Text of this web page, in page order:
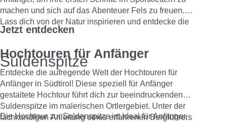
machen und sich auf das Abenteuer Fels zu freuen.
Lass dich von der Natur inspirieren und entdecke die
Faszination des Kletterns im Freien!
Jetzt entdecken
Hochtouren für Anfänger
Suldenspitze
Entdecke die aufregende Welt der Hochtouren für
Anfänger in Südtirol! Diese speziell für Anfänger
gestaltete Hochtour führt dich zur beeindruckenden
Suldenspitze im malerischen Ortlergebiet. Unter der
fachkundigen Anleitung eines erfahrenen Bergführers
Die Hochtour zur Suldenspitze ist ideal für Anfänger,